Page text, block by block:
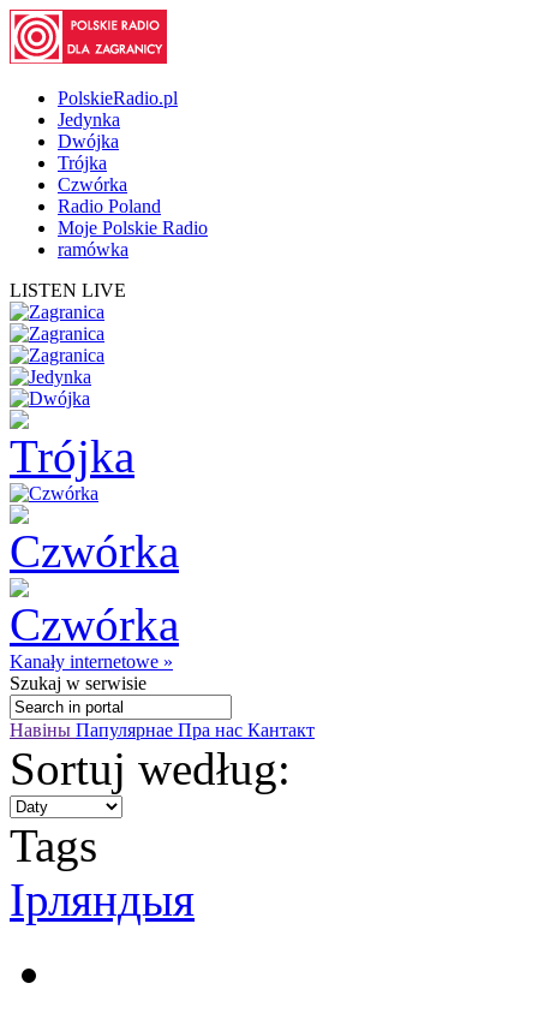
PolskieRadio.pl
Jedynka
Dwójka
Trójka
Czwórka
Radio Poland
Moje Polskie Radio
ramówka
LISTEN LIVE
Kanały internetowe »
Szukaj w serwisie
Навіны Папулярнае Пра нас Кантакт
Sortuj według:
Tags
Ірляндыя